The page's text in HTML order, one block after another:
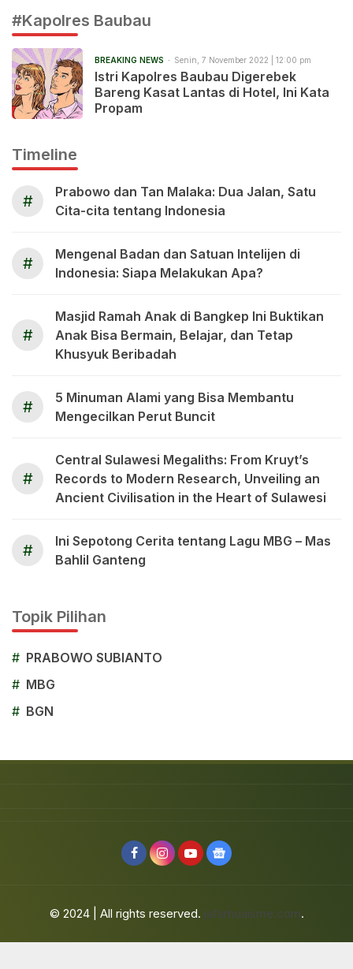
#Kapolres Baubau
BREAKING NEWS Senin, 7 November 2022 | 12:00 pm
Istri Kapolres Baubau Digerebek
Bareng Kasat Lantas di Hotel, Ini Kata
Propam
Timeline
#
Prabowo dan Tan Malaka: Dua Jalan, Satu
Cita-cita tentang Indonesia
#
Mengenal Badan dan Satuan Intelijen di
Indonesia: Siapa Melakukan Apa?
#
Masjid Ramah Anak di Bangkep Ini Buktikan
Anak Bisa Bermain, Belajar, dan Tetap
Khusyuk Beribadah
#
5 Minuman Alami yang Bisa Membantu
Mengecilkan Perut Buncit
#
Central Sulawesi Megaliths: From Kruyt’s
Records to Modern Research, Unveiling an
Ancient Civilisation in the Heart of Sulawesi
#
Ini Sepotong Cerita tentang Lagu MBG – Mas
Bahlil Ganteng
Topik Pilihan
# PRABOWO SUBIANTO
# MBG
# BGN
© 2024 | All rights reserved. jafarbuaisme.com.